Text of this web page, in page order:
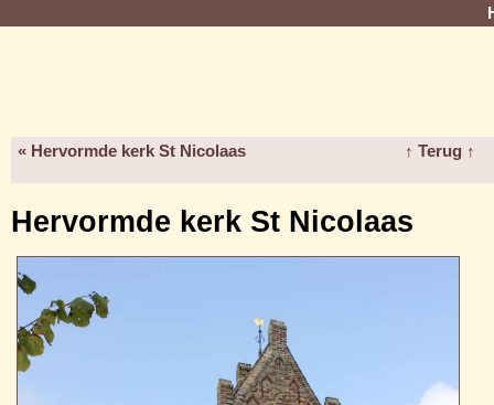
« Hervormde kerk St Nicolaas ↑ Terug ↑
Hervormde kerk St Nicolaas